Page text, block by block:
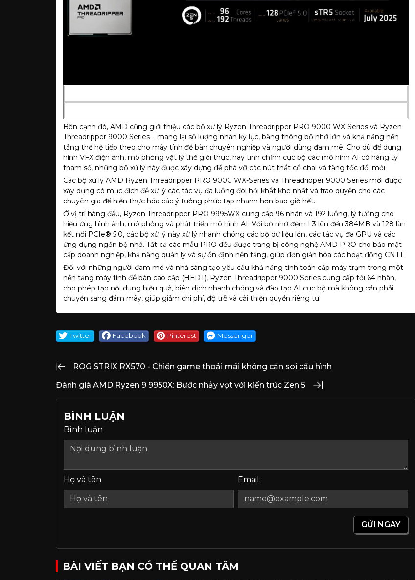
Bên cạnh đó, AMD cũng giới thiệu các bộ xử lý Ryzen Threadripper PRO 9000 WX-Series và Ryzen
Threadripper 9000 Series – mang lại số lượng nhân kỷ lục, băng thông bộ nhớ lớn và khả năng nền
tảng thế hệ tiếp theo cho máy tính để bàn chuyên nghiệp và người dùng đam mê. Cho dù để dựng
hình VFX điện ảnh, mô phỏng vật lý thế giới thực, hay tinh chỉnh cục bộ các mô hình AI có hàng tỷ
tham số, những bộ xử lý này được xây dựng để phá vỡ các nút thắt cổ chai và tăng tốc đổi mới.
Các bộ xử lý AMD Ryzen Threadripper PRO 9000 WX-Series và Threadripper 9000 Series mới được
xây dựng có mục đích để xử lý các tác vụ đa luồng đòi hỏi khắt khe nhất và trao quyền cho các
chuyên gia để hiện thực hóa các ý tưởng phức tạp nhanh hơn bao giờ hết.
Ở vị trí hàng đầu, Ryzen Threadripper PRO 9995WX cung cấp 96 nhân và 192 luồng, lý tưởng cho
hiệu ứng hình ảnh, mô phỏng và phát triển mô hình AI. Với bộ nhớ đệm L3 lên đến 384MB và 128 làn
kết nối PCIe® 5.0, các bộ xử lý này xử lý nhanh chóng các bộ dữ liệu lớn, các tác vụ đa GPU và các
ứng dụng ngốn bộ nhớ. Tất cả các mẫu PRO đều được trang bị công nghệ AMD PRO cho bảo mật
cấp doanh nghiệp, khả năng quản lý và sự ổn định nền tảng, giúp đơn giản hóa các hoạt động CNTT.
Đối với những người đam mê và nhà sáng tạo yêu cầu khả năng tính toán cấp máy trạm trong một
nền tảng máy tính để bàn cao cấp (HEDT), Ryzen Threadripper 9000 Series cung cấp tới 64 nhân,
cho phép tạo nội dung hiệu quả, biên dịch nhanh chóng và đào tạo AI cục bộ mà không cần phải
chuyển sang đám mây, giúp giảm chi phí, độ trễ và cải thiện quyền riêng tư.
Twitter Facebook Pinterest Messenger
ROG STRIX RX570 - Chiến game thoải mái không cần soi cấu hình
Đánh giá AMD Ryzen 9 9950X: Bước nhảy vọt với kiến trúc Zen 5
BÌNH LUẬN
Bình luận
Họ và tên Email:
GỬI NGAY
BÀI VIẾT BẠN CÓ THỂ QUAN TÂM